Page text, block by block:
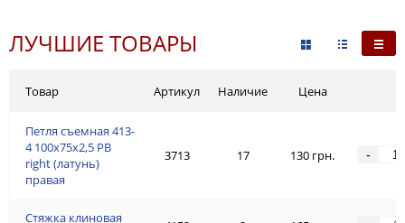
ЛУЧШИЕ ТОВАРЫ
Товар
Петля съемная 413-
4 100x75x2,5 PB
right (латунь)
правая
Стяжка клиновая
Артикул Наличие Цена
3713 17 130 грн. -